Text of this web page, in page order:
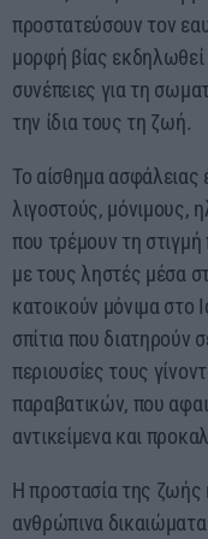
προστατεύσουν τον
μορφή βίας
συνέπειες για τη
την ίδια τους τη ζωή.
Το αίσθημα ασφάλειας
λιγοστούς, μόνιμους,
που τρέμουν τη
με τους ληστές μέσα
κατοικούν μόνιμα στο
σπίτια που διατηρούν
περιουσίες τους
παραβατικών, που
αντικείμενα και
Η προστασία της ζωής
ανθρώπινα